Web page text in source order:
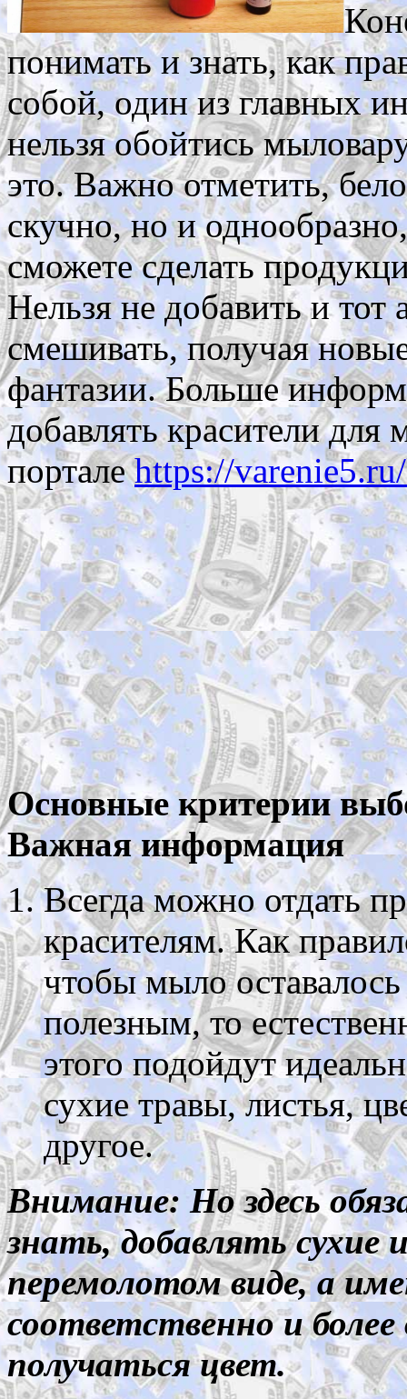
понимать и знать, как
собой, один из главных
нельзя обойтись
это. Важно отметить,
скучно, но и
сможете сделать
Нельзя не добавить и тот
смешивать, получая
фантазии. Больше
добавлять красители
порталеhttps://
Основные критерии
Важная информация
Всегда можно отдать
красителям. Как
чтобы мыло
полезным, то
этого подойдут
сухие травы, листья,
другое.
Внимание: Но здесь
знать, добавлять
перемолотом виде, а
соответственно и
получаться цвет.